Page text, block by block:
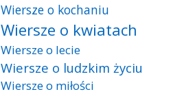
Wiersze o kochaniu
Wiersze o kwiatach
Wiersze o lecie
Wiersze o ludzkim życiu
Wiersze o miłości